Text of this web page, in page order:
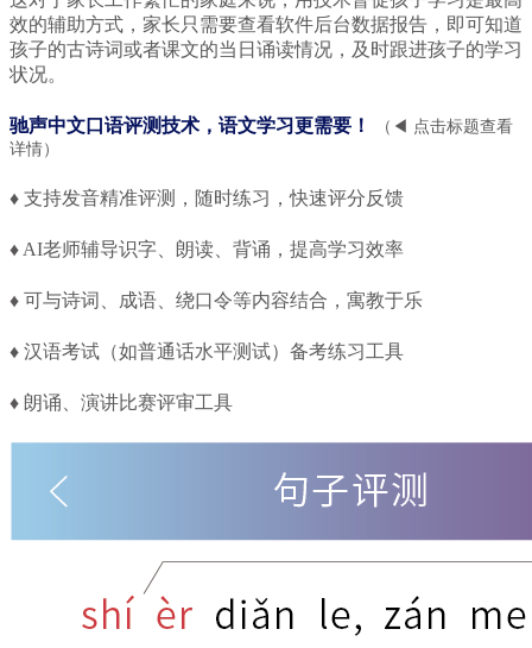
效的辅助方式，家长只需要查看软件后台数据报告，即可知道
孩子的古诗词或者课文的当日诵读情况，及时跟进孩子的学习
状况。
驰声中文口语评测技术， 语文学习更需要！
（◀ 点击标题查看
详情）
♦ 支持发音精准评测，随时练习，快速评分反馈
♦ AI老师辅导识字、朗读、背诵，提高学习效率
♦ 可与诗词、成语、绕口令等内容结合，寓教于乐
♦ 汉语考试（如普通话水平测试）备考练习工具
♦ 朗诵、演讲比赛评审工具